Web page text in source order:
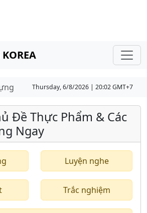
Thursday, 6/8/2026 | 20:02 GMT+7
Đề Thực Phẩm & Các
Ngay
Luyện nghe
Trắc nghiệm